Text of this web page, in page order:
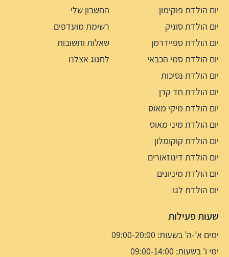
יום הולדת פוקימון
יום הולדת סוניק
יום הולדת ספיידרמן
יום הולדת סמי הכבאי
יום הולדת נסיכות
יום הולדת חד קרן
יום הולדת מיקי מאוס
יום הולדת מיני מאוס
יום הולדת קוקומלון
יום הולדת דינוזאורים
יום הולדת מיניונים
יום הולדת לגו
החשבון שלי
רשימת מועדפים
שאלות ותשובות
לחגוג אצלנו
שעות פעילות
ימים א’-ה’ בשעות: 09:00-20:00
ימי ו’ בשעות: 09:00-14:00